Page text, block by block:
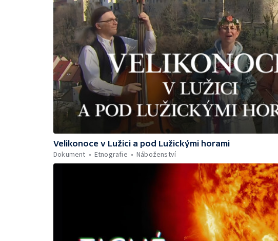
Velikonoce v Lužici a pod Lužickými horami
Dokument
Etnografie Náboženství